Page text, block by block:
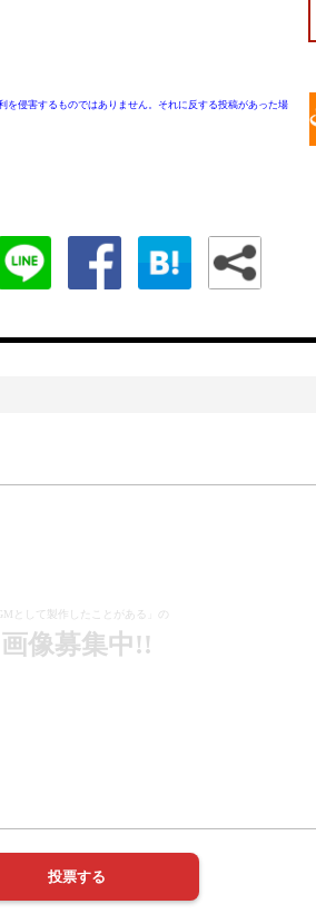
侵害するものではありません。それに反する投稿があった場
として製作したことがある」の
画像募集中!!